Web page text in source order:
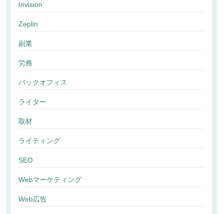
Invision
Zeplin
副業
労務
バックオフィス
ライター
取材
ライティング
SEO
Webマーケティング
Web広告